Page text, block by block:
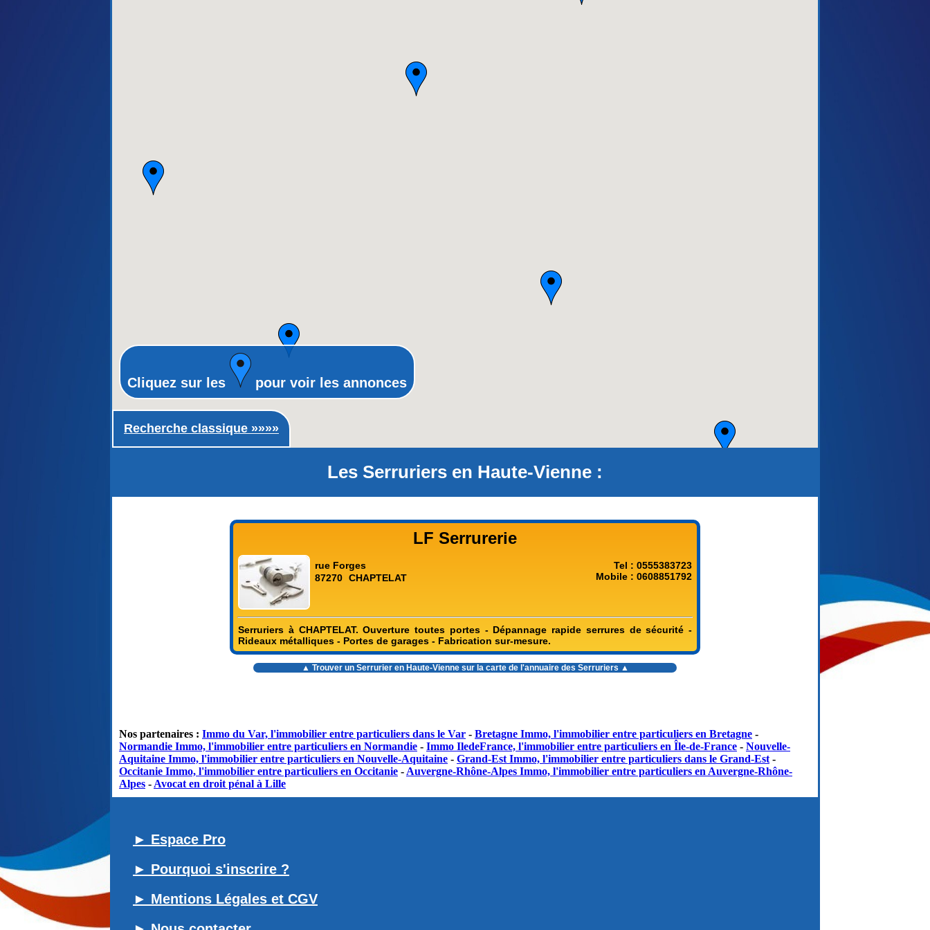
Bourgogne
Picardie
Poitou-Charentes
Recherche classique ►
Recherche classique »»»»
Cliquez sur les pour voir les annonces
Les Serruriers en Haute-Vienne :
LF Serrurerie
rue Forges
87270 CHAPTELAT
Tel : 0555383723
Mobile : 0608851792
Serruriers à CHAPTELAT. Ouverture toutes portes - Dépannage rapide serrures de sécurité -
Rideaux métalliques - Portes de garages - Fabrication sur-mesure.
▲ Trouver un Serrurier en Haute-Viennesur la carte de l'annuaire des Serruriers ▲
Nos partenaires : Immo du Var, l'immobilier entre particuliers dans le Var - Bretagne Immo, l'immobilier entre particuliers en Bretagne -
Normandie Immo, l'immobilier entre particuliers en Normandie - Immo IledeFrance, l'immobilier entre particuliers en Île-de-France - Nouvelle-
Aquitaine Immo, l'immobilier entre particuliers en Nouvelle-Aquitaine - Grand-Est Immo, l'immobilier entre particuliers dans le Grand-Est -
Occitanie Immo, l'immobilier entre particuliers en Occitanie - Auvergne-Rhône-Alpes Immo, l'immobilier entre particuliers en Auvergne-Rhône-
Alpes - Avocat en droit pénal à Lille
► Espace Pro
► Pourquoi s'inscrire ?
► Mentions Légales et CGV